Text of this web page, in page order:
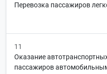
Перевозка пассажиров
11
Оказание
пассажиров